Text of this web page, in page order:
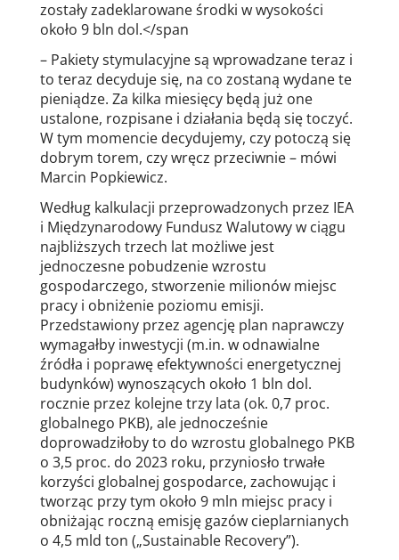
zostały zadeklarowane środki w wysokości
około 9 bln dol.</span
– Pakiety stymulacyjne są wprowadzane teraz i
to teraz decyduje się, na co zostaną wydane te
pieniądze. Za kilka miesięcy będą już one
ustalone, rozpisane i działania będą się toczyć.
W tym momencie decydujemy, czy potoczą się
dobrym torem, czy wręcz przeciwnie – mówi
Marcin Popkiewicz.
Według kalkulacji przeprowadzonych przez IEA
i Międzynarodowy Fundusz Walutowy w ciągu
najbliższych trzech lat możliwe jest
jednoczesne pobudzenie wzrostu
gospodarczego, stworzenie milionów miejsc
pracy i obniżenie poziomu emisji.
Przedstawiony przez agencję plan naprawczy
wymagałby inwestycji (m.in. w odnawialne
źródła i poprawę efektywności energetycznej
budynków) wynoszących około 1 bln dol.
rocznie przez kolejne trzy lata (ok. 0,7 proc.
globalnego PKB), ale jednocześnie
doprowadziłoby to do wzrostu globalnego PKB
o 3,5 proc. do 2023 roku, przyniosło trwałe
korzyści globalnej gospodarce, zachowując i
tworząc przy tym około 9 mln miejsc pracy i
obniżając roczną emisję gazów cieplarnianych
o 4,5 mld ton („Sustainable Recovery”).